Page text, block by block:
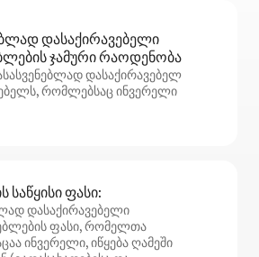
დასაქირავებელი
ჯამური რაოდენობა
დასაქირავებელ
რომლებსაც ინვერელი
საწყისი ფასი:
დასაქირავებელი
ფასი, რომელთა
ინვერელი, იწყება ღამეში